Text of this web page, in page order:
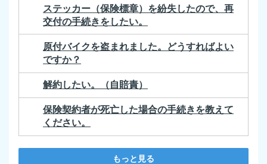
ステッカー（保険標章）を紛失したので、再
交付の手続きをしたい。
原付バイクを盗まれました。どうすればよい
ですか？
解約したい。（自賠責）
保険契約者が死亡した場合の手続きを教えて
ください。
もっと見る